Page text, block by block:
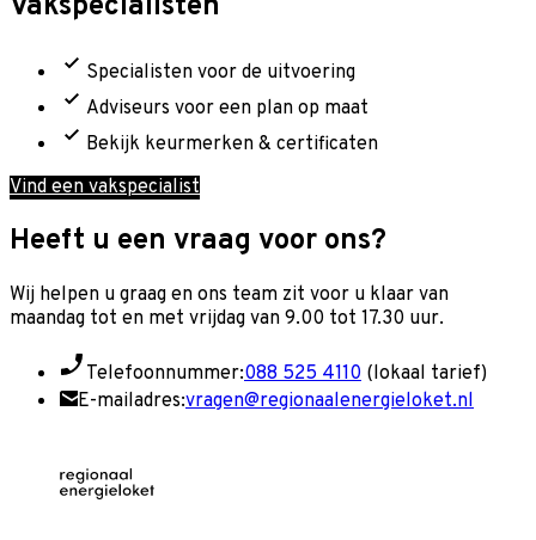
Specialisten voor de uitvoering
Adviseurs voor een plan op maat
Bekijk keurmerken & certificaten
Vind een vakspecialist
Heeft u een vraag voor ons?
Wij helpen u graag en ons team zit voor u klaar van
maandag tot en met vrijdag van 9.00 tot 17.30 uur.
Telefoonnummer:088 525 4110 (lokaal tarief)
E-mailadres:vragen@regionaalenergieloket.nl